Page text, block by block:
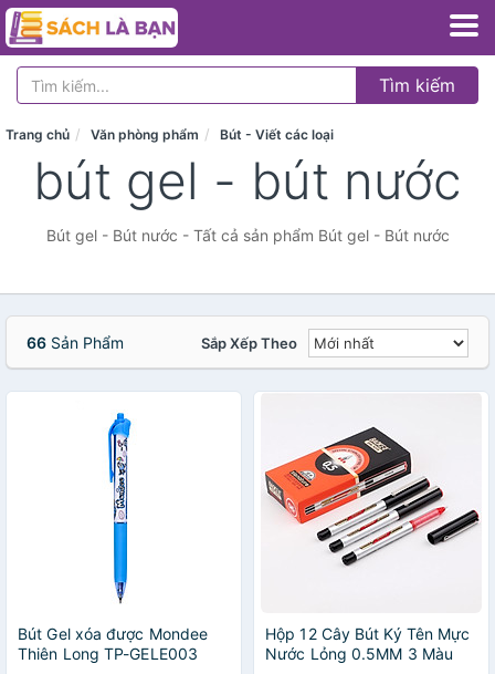
Tìm kiếm
Trang chủ Văn phòng phẩm Bút - Viết các loại
bút gel - bút nước
Bút gel - Bút nước - Tất cả sản phẩm Bút gel - Bút nước
66 Sản Phẩm Sắp Xếp Theo
Bút Gel xóa được Mondee
Thiên Long TP-GELE003
Hộp 12 Cây Bút Ký Tên Mực
Nước Lỏng 0.5MM 3 Màu